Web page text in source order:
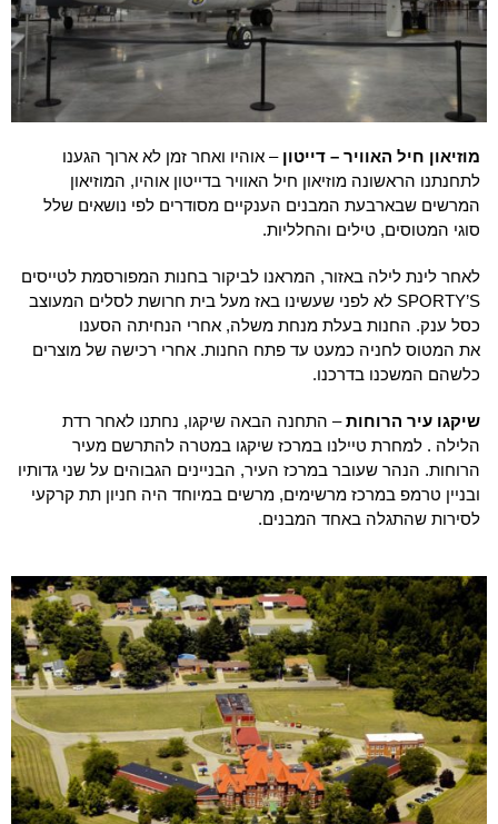
מוזיאון חיל האוויר – דייטון – אוהיו ואחר זמן לא ארוך הגענו
לתחנתנו הראשונה מוזיאון חיל האוויר בדייטון אוהיו, המוזיאון
המרשים שבארבעת המבנים הענקיים מסודרים לפי נושאים שלל
סוגי המטוסים, טילים והחלליות.
לאחר לינת לילה באזור, המראנו לביקור בחנות המפורסמת לטייסים
SPORTY’S לא לפני שעשינו באז מעל בית חרושת לסלים המעוצב
כסל ענק. החנות בעלת מנחת משלה, אחרי הנחיתה הסענו
את המטוס לחניה כמעט עד פתח החנות. אחרי רכישה של מוצרים
כלשהם המשכנו בדרכנו.
שיקגו עיר הרוחות– התחנה הבאה שיקגו, נחתנו לאחר רדת
הלילה . למחרת טיילנו במרכז שיקגו במטרה להתרשם מעיר
הרוחות. הנהר שעובר במרכז העיר, הבניינים הגבוהים על שני גדותיו
ובניין טרמפ במרכז מרשימים, מרשים במיוחד היה חניון תת קרקעי
לסירות שהתגלה באחד המבנים.